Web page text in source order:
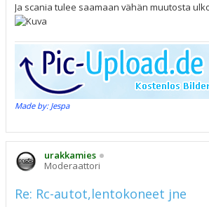
Ja scania tulee saamaan vähän muutosta
Made by: Jespa
urakkamies
Moderaattori
Re: Rc-autot,lentokoneet jne